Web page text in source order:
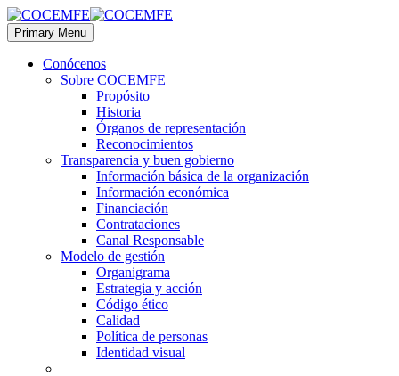
Primary Menu
Conócenos
Sobre COCEMFE
Propósito
Historia
Órganos de representación
Reconocimientos
Transparencia y buen gobierno
Información básica de la organización
Información económica
Financiación
Contrataciones
Canal Responsable
Modelo de gestión
Organigrama
Estrategia y acción
Código ético
Calidad
Política de personas
Identidad visual